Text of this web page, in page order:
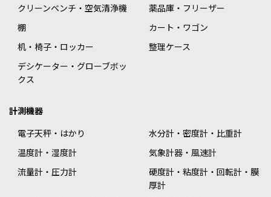
クリーンベンチ・空気清浄機
薬品庫・フリーザー
棚
カート・ワゴン
机・椅子・ロッカー
整理ケース
デシケーター・グローブボッ
クス
計測機器
電子天秤・はかり
水分計・密度計・比重計
温度計・湿度計
気象計器・風速計
流量計・圧力計
硬度計・粘度計・回転計・膜
厚計